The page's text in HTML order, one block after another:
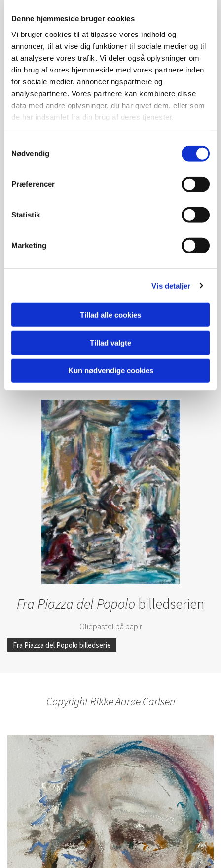
Denne hjemmeside bruger cookies
Vi bruger cookies til at tilpasse vores indhold og
annoncer, til at vise dig funktioner til sociale medier og til
at analysere vores trafik. Vi deler også oplysninger om
din brug af vores hjemmeside med vores partnere inden
for sociale medier, annonceringspartnere og
analysepartnere. Vores partnere kan kombinere disse
data med andre oplysninger, du har givet dem, eller som
de har indsamlet fra din brug af deres tjenester.
Nødvendig
Præferencer
Statistik
Marketing
Vis detaljer
Tillad alle cookies
Tillad valgte
Kun nødvendige cookies
Portrætter mm i oliepastel
Landskaber i pastel
Pastelkridt på papir
Landskaber i pastel
Fra Piazza del Popolo billedserien
Oliepastel på papir
Fra Piazza del Popolo billedserie
Copyright Rikke Aarøe Carlsen